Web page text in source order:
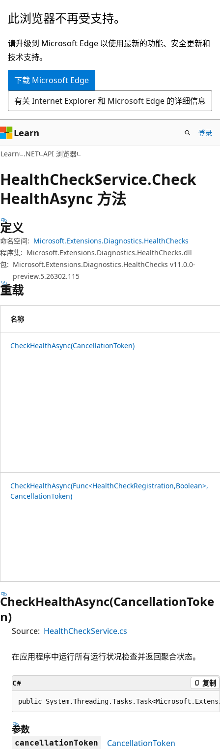
跳
主
要
内
跳
页
内
导
此浏览器不再受支持。
请升级到 Microsoft Edge 以使用最新的功能、安全更新和
技术支持。
下载 Microsoft Edge
有关 Internet Explorer 和 Microsoft Edge 的详细信息
Learn 登录
Learn .NET API 浏览器
HealthCheckService.Check
HealthAsync 方法
定义
命名空间: Microsoft.Extensions.Diagnostics.HealthChecks
程序集: Microsoft.Extensions.Diagnostics.HealthChecks.dll
包: Microsoft.Extensions.Diagnostics.HealthChecks v11.0.0-
preview.5.26302.115
重载
名称
CheckHealthAsync(CancellationToken)
CheckHealthAsync(Func<HealthCheckRegistration,Boolean>,
CancellationToken)
CheckHealthAsync(CancellationToke
n)
Source: HealthCheckService.cs
在应用程序中运行所有运行状况检查并返回聚合状态。
C# 复制
public
参数
cancellationToken
CancellationToken